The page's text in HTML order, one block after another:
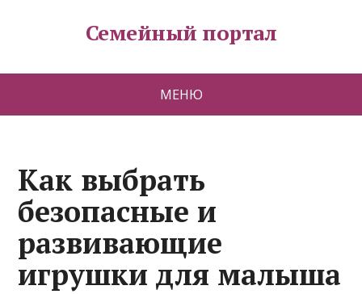
Семейный портал
МЕНЮ
Как выбрать
безопасные и
развивающие
игрушки для малыша